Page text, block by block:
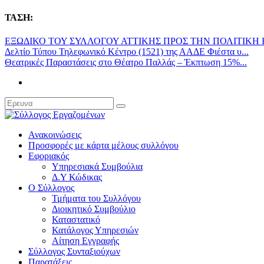
ΤΑΣΗ:
ΕΞΩΔΙΚΟ ΤΟΥ ΣΥΛΛΟΓΟΥ ΑΤΤΙΚΗΣ ΠΡΟΣ ΤΗΝ ΠΟΛΙΤΙΚΗ
Δελτίο Τύπου Τηλεφωνικό Κέντρο (1521) της ΑΑΔΕ Φιέστα υ...
Θεατρικές Παραστάσεις στο Θέατρο Παλλάς – Έκπτωση 15%...
Ανακοινώσεις
Προσφορές με κάρτα μέλους συλλόγου
Εφοριακός
Υπηρεσιακά Συμβούλια
Δ.Υ Κώδικας
Ο Σύλλογος
Τμήματα του Συλλόγου
Διοικητικό Συμβούλιο
Καταστατικό
Κατάλογος Υπηρεσιών
Αίτηση Εγγραφής
Σύλλογος Συνταξιούχων
Παρατάξεις